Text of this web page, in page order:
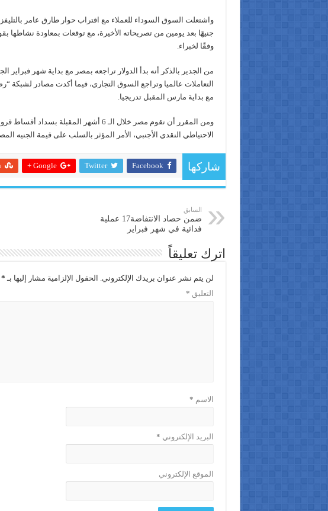
جنيهًا بعد يومين من تصريحاته الأخيرة، مع توقعات بمعاودة نشاطها
وفقًا لخبراء.
من الجدير بالذكر أنه بدأ الدولار تراجعه بمصر مع بداية شهر فبراير
التعاملات عالميا وتراجع السوق التجاري، فيما أكدت مصادر لشبكة
مع بداية مارس المقبل تدريجيا.
ومن المقرر أن تقوم مصر خلال الـ 6 أشهر
الاحتياطي النقدي الأجنبي، الأمر المؤثر بالسلب على قيمة الجنيه
شاركها Facebook
Twitter
Google +
السابق
ضمن حصاد الانتفاضة17 عملية
فدائية في شهر فبراير
اترك تعليقاً
لن يتم نشر عنوان بريدك الإلكتروني. الحقول الإلزامية مشار إليها بـ *
التعليق *
الاسم *
البريد الإلكتروني *
الموقع الإلكتروني